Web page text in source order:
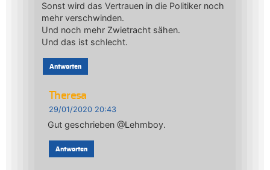
Sonst wird das Vertrauen in die Politiker noch
mehr verschwinden.
Und noch mehr Zwietracht sähen.
Und das ist schlecht.
Antworten
Theresa
29/01/2020 20:43
Gut geschrieben @Lehmboy.
Antworten